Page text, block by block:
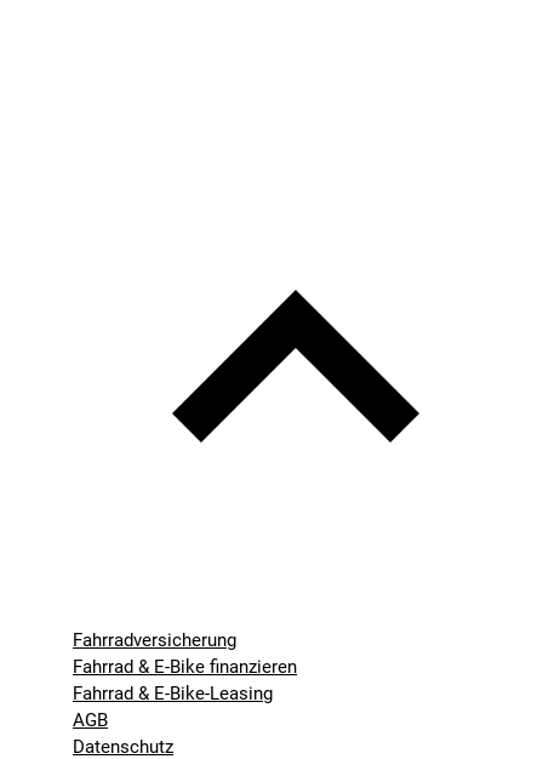
Fahrradversicherung
Fahrrad & E-Bike finanzieren
Fahrrad & E-Bike-Leasing
AGB
Datenschutz